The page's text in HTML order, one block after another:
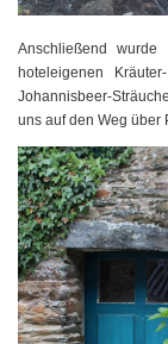
Anschließend
hoteleigenen
Johannisbeer-
uns auf den Weg über